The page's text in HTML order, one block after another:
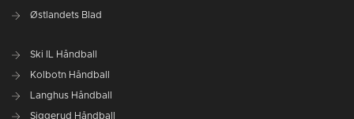
Østlandets Blad
Ski IL Håndball
Kolbotn Håndball
Langhus Håndball
Siggerud Håndball